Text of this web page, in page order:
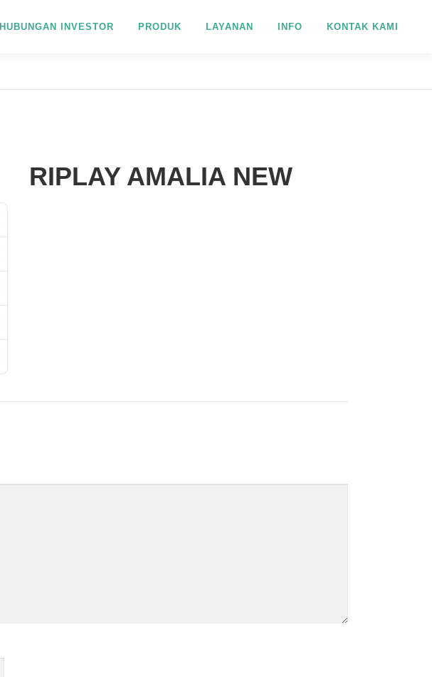
HUBUNGAN INVESTOR PRODUK LAYANAN INFO KONTAK KAMI
RIPLAY AMALIA NEW